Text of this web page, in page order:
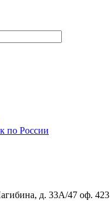
по России
д. 33А/47 оф. 423